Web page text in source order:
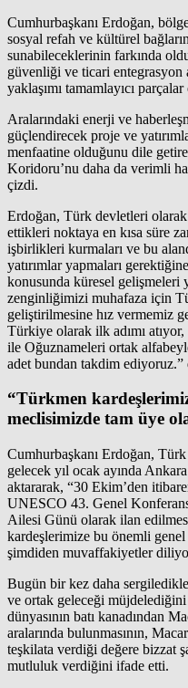
Cumhurbaşkanı Erdoğan,
sosyal refah ve kültürel
sunabileceklerinin farkında
güvenliği ve ticari entegrasyon
yaklaşımı tamamlayıcı
Aralarındaki enerji ve
güçlendirecek proje ve
menfaatine olduğunu dile
Koridoru’nu daha da verimli
çizdi.
Erdoğan, Türk devletleri
ettikleri noktaya en kısa süre
işbirlikleri kurmaları ve bu
yatırımlar yapmaları
konusunda küresel gelişmeleri
zenginliğimizi muhafaza için
geliştirilmesine hız vermemiz
Türkiye olarak ilk adımı
ile Oğuznameleri ortak
adet bundan takdim ediyoruz.”
“Türkmen
meclisimizde tam üye
Cumhurbaşkanı Erdoğan, Türk
gelecek yıl ocak ayında
aktararak, “30 Ekim’den
UNESCO 43. Genel
Ailesi Günü olarak ilan
kardeşlerimize bu önemli
şimdiden muvaffakiyetler
Bugün bir kez daha
ve ortak geleceği
dünyasının batı kanadından
aralarında bulunmasının,
teşkilata verdiği değere bizzat
mutluluk verdiğini ifade etti.